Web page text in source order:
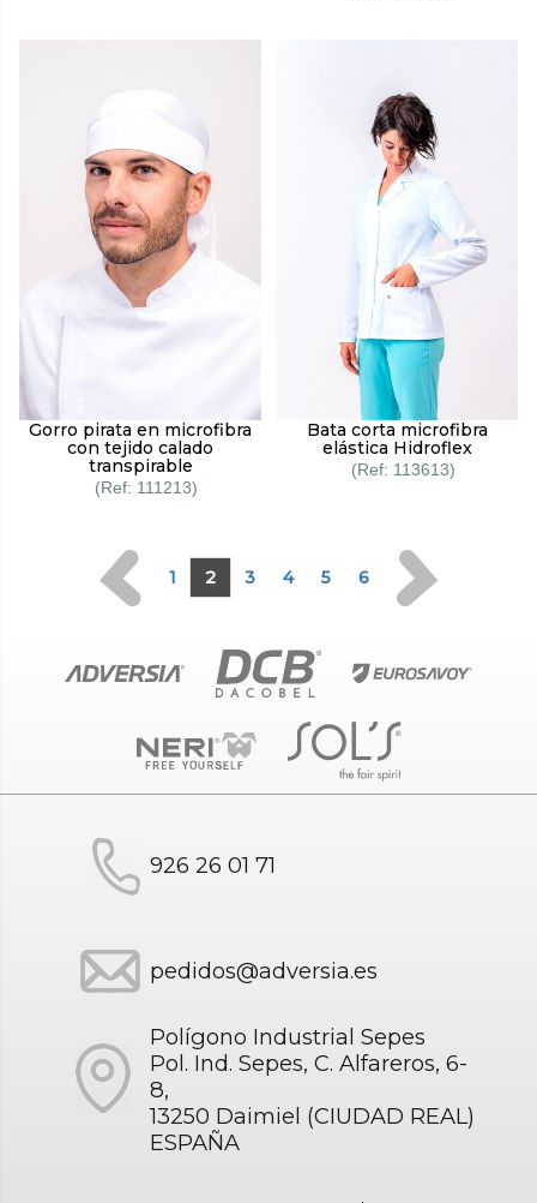
Gorro pirata en microfibra
con tejido calado
transpirable
111213
Bata corta microfibra
elástica Hidroflex
113613
1 2 3 4 5 6
926 26 01 71
pedidos@adversia.es
Polígono Industrial Sepes
Pol. Ind. Sepes, C. Alfareros, 6-
8,
13250 Daimiel (CIUDAD REAL)
ESPAÑA